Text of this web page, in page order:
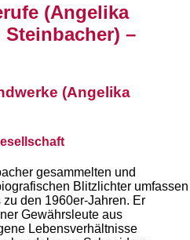
(Angelika
–
(Angelika
gesammelten und
Blitzlichter umfassen
den 1960er-Jahren. Er
Gewährsleute aus
Lebensverhältnisse